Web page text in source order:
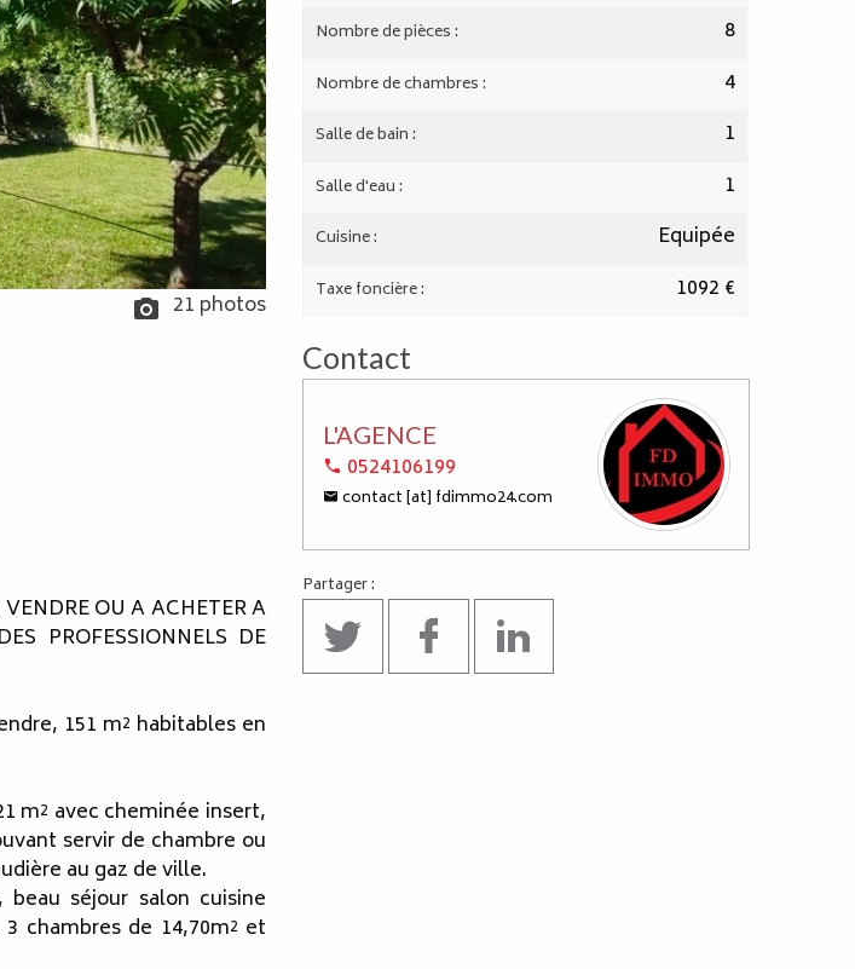
21 photos
OU A ACHETER A
PROFESSIONNELS DE
151 m² habitables en
m² avec cheminée insert,
servir de chambre ou
au gaz de ville.
séjour salon cuisine
chambres de 14,70m² et
Nombre de pièces : 8
Nombre de chambres : 4
Salle de bain : 1
Salle d'eau : 1
Cuisine : Equipée
Taxe foncière : 1092 €
Contact
L'AGENCE
0524106199
contact [at] fdimmo24.com
Partager :